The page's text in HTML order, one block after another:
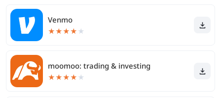
Venmo
★★★★ ★
moomoo: trading & investing
★★★★ ★